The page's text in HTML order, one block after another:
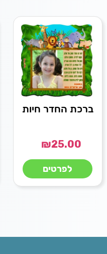
ברכת החדר חיות
₪25.00
לפרטים